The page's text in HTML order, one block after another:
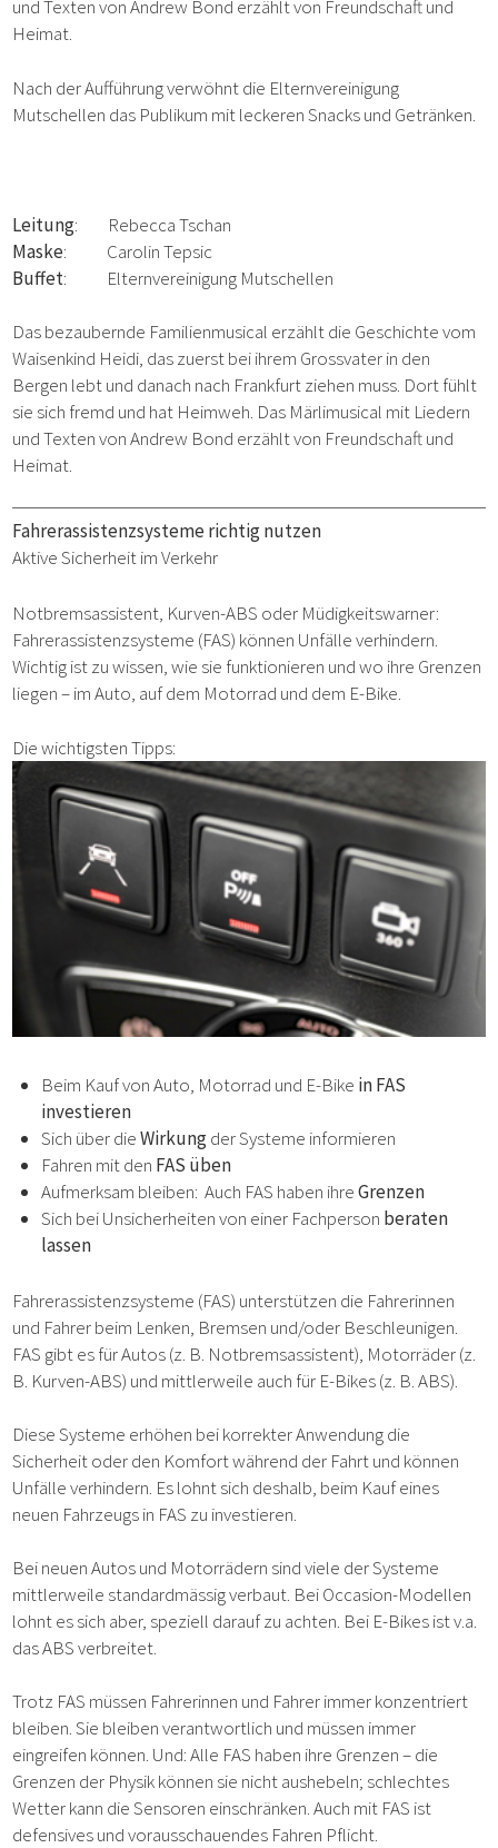
und Texten von Andrew Bond erzählt von Freundschaft und
Heimat.
Nach der Aufführung verwöhnt die Elternvereinigung
Mutschellen das Publikum mit leckeren Snacks und Getränken.
Leitung: Rebecca Tschan
Maske: Carolin Tepsic
Buffet: Elternvereinigung Mutschellen
Das bezaubernde Familienmusical erzählt die Geschichte vom
Waisenkind Heidi, das zuerst bei ihrem Grossvater in den
Bergen lebt und danach nach Frankfurt ziehen muss. Dort fühlt
sie sich fremd und hat Heimweh. Das Märlimusical mit Liedern
und Texten von Andrew Bond erzählt von Freundschaft und
Heimat.
Fahrerassistenzsysteme richtig nutzen
Aktive Sicherheit im Verkehr
Notbremsassistent, Kurven-ABS oder Müdigkeitswarner:
Fahrerassistenzsysteme (FAS) können Unfälle verhindern.
Wichtig ist zu wissen, wie sie funktionieren und wo ihre Grenzen
liegen – im Auto, auf dem Motorrad und dem E-Bike.
Die wichtigsten Tipps:
Beim Kauf von Auto, Motorrad und E-Bike in FAS
investieren
Sich über dieWirkungder Systeme informieren
Fahren mit den FAS üben
Aufmerksam bleiben: Auch FAS haben ihreGrenzen
Sich bei Unsicherheiten von einer Fachperson beraten
lassen
Fahrerassistenzsysteme (FAS) unterstützen die Fahrerinnen
und Fahrer beim Lenken, Bremsen und/oder Beschleunigen.
FAS gibt es für Autos (z. B. Notbremsassistent), Motorräder (z.
B. Kurven-ABS) und mittlerweile auch für E-Bikes (z. B. ABS).
Diese Systeme erhöhen bei korrekter Anwendung die
Sicherheit oder den Komfort während der Fahrt und können
Unfälle verhindern. Es lohnt sich deshalb, beim Kauf eines
neuen Fahrzeugs in FAS zu investieren.
Bei neuen Autos und Motorrädern sind viele der Systeme
mittlerweile standardmässig verbaut. Bei Occasion-Modellen
lohnt es sich aber, speziell darauf zu achten. Bei E-Bikes ist v.a.
das ABS verbreitet.
Trotz FAS müssen Fahrerinnen und Fahrer immer konzentriert
bleiben. Sie bleiben verantwortlich und müssen immer
eingreifen können. Und: Alle FAS haben ihre Grenzen – die
Grenzen der Physik können sie nicht aushebeln; schlechtes
Wetter kann die Sensoren einschränken. Auch mit FAS ist
defensives und vorausschauendes Fahren Pflicht.